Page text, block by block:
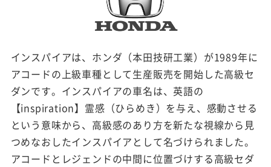
インスパイアは、ホンダ（本田技研工業）が1989年に
アコードの上級車種として生産販売を開始した高級セ
ダンです。インスパイアの車名は、英語の
【inspiration】霊感（ひらめき）を与え、感動させる
という意味から、高級感のあり方を新たな視線から見
つめなおしたインスパイアとして名づけられました。
アコードとレジェンドの中間に位置づけする高級セダ